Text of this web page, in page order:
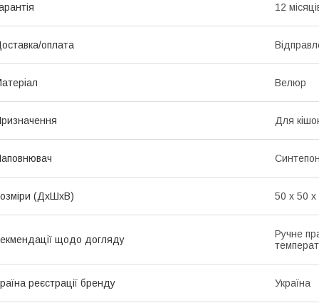
12
оплата
Велюр
Для
(ДхШхВ) 50 x 50 x
щодо догляду
Ручне
реєстрації бренду Україна